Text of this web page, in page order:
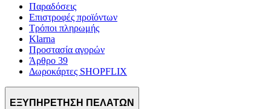
Παραδόσεις
Επιστροφές προϊόντων
Τρόποι πληρωμής
Klarna
Προστασία αγορών
Άρθρο 39
Δωροκάρτες SHOPFLIX
ΕΞΥΠΗΡΕΤΗΣΗ ΠΕΛΑΤΩΝ